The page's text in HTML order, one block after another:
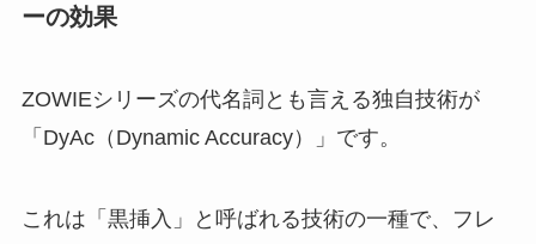
ーの効果
ZOWIEシリーズの代名詞とも言える独自技術が
「DyAc（Dynamic Accuracy）」です。
これは「黒挿入」と呼ばれる技術の一種で、フレ